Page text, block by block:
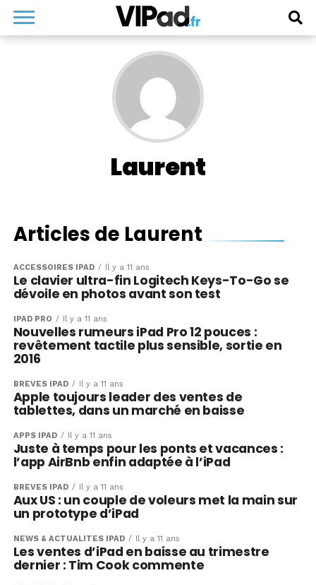
Laurent
Articles de Laurent
ACCESSOIRES IPAD Il y a 11 ans
Le clavier ultra-fin Logitech Keys-To-Go se
dévoile en photos avant son test
IPAD PRO Il y a 11 ans
Nouvelles rumeurs iPad Pro 12 pouces :
revêtement tactile plus sensible, sortie en
2016
BRÈVES IPAD Il y a 11 ans
Apple toujours leader des ventes de
tablettes, dans un marché en baisse
APPS IPAD Il y a 11 ans
Juste à temps pour les ponts et vacances :
l’app AirBnb enfin adaptée à l’iPad
BRÈVES IPAD Il y a 11 ans
Aux US : un couple de voleurs met la main sur
un prototype d’iPad
NEWS & ACTUALITÉS IPAD Il y a 11 ans
Les ventes d’iPad en baisse au trimestre
dernier : Tim Cook commente